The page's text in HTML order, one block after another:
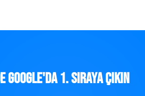
Google'da 1. Sıraya Çıkın